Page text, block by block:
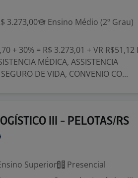
3.273,00
Ensino Médio (2º Grau)
+ 30% = R$ 3.273,01 + VR R$51,12
MÉDICA, ASSISTENCIA
DE VIDA, CONVENIO CO...
III - PELOTAS/RS
Superior
Presencial